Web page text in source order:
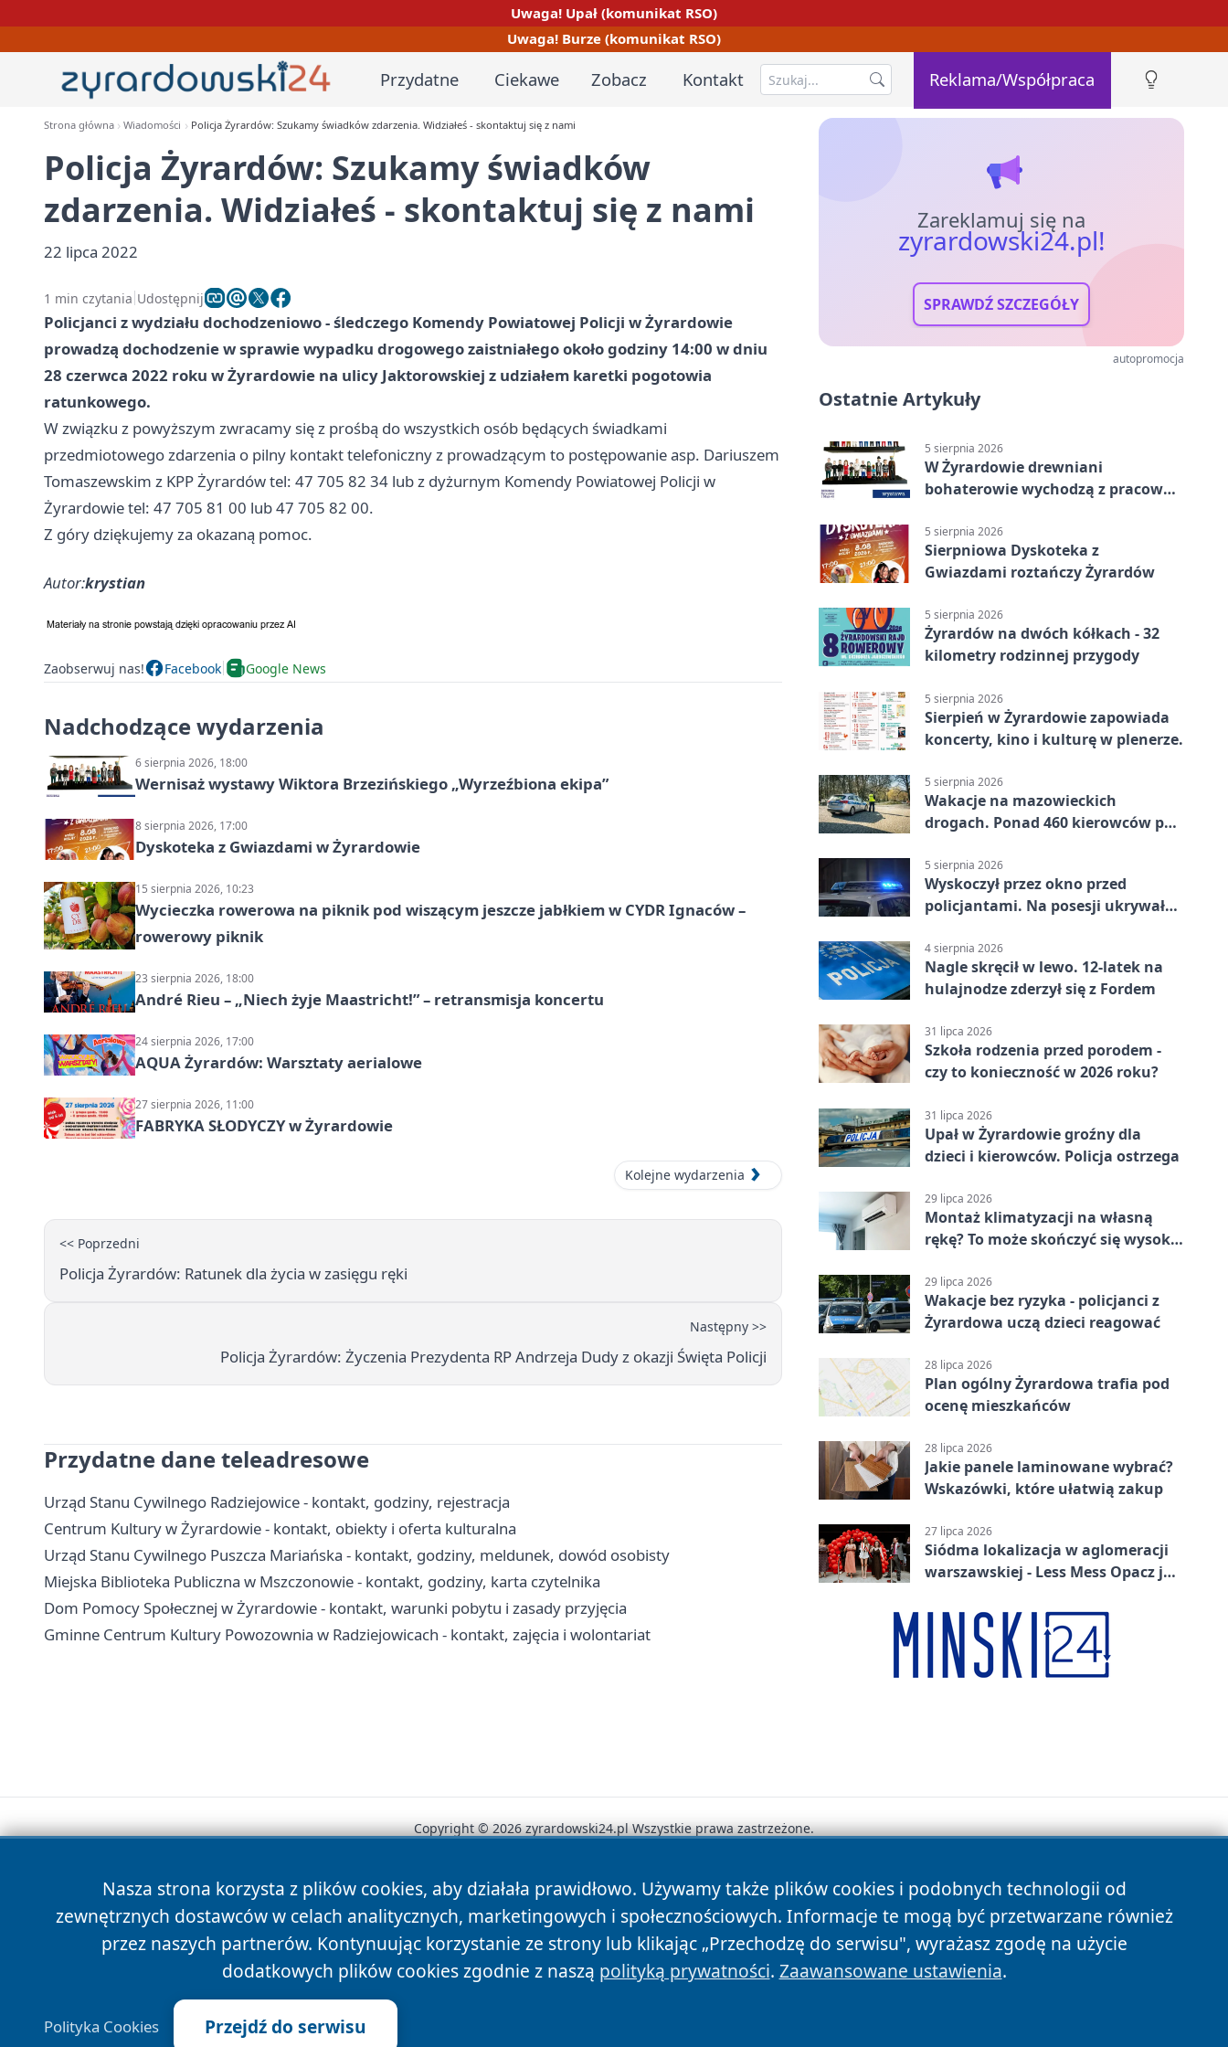
Uwaga! Upał (komunikat RSO)
Uwaga! Burze (komunikat RSO)
Przydatne Ciekawe Zobacz Kontakt Reklama/Współpraca
Strona główna Wiadomości Policja Żyrardów: Szukamy świadków zdarzenia. Widziałeś - skontaktuj się z nami
Policja Żyrardów: Szukamy świadków
zdarzenia. Widziałeś - skontaktuj się z nami
22 lipca 2022
1 min czytania Udostępnij
Policjanci z wydziału dochodzeniowo - śledczego Komendy Powiatowej Policji w Żyrardowie
prowadzą dochodzenie w sprawie wypadku drogowego zaistniałego około godziny 14:00 w dniu
28 czerwca 2022 roku w Żyrardowie na ulicy Jaktorowskiej z udziałem karetki pogotowia
ratunkowego.
W związku z powyższym zwracamy się z prośbą do wszystkich osób będących świadkami
przedmiotowego zdarzenia o pilny kontakt telefoniczny z prowadzącym to postępowanie asp. Dariuszem
Tomaszewskim z KPP Żyrardów tel: 47 705 82 34 lub z dyżurnym Komendy Powiatowej Policji w
Żyrardowie tel: 47 705 81 00 lub 47 705 82 00.
Z góry dziękujemy za okazaną pomoc.
Autor:krystian
Zaobserwuj nas! Facebook Google News
Nadchodzące wydarzenia
6 sierpnia 2026, 18:00
Wernisaż wystawy Wiktora Brzezińskiego „Wyrzeźbiona ekipa”
8 sierpnia 2026, 17:00
Dyskoteka z Gwiazdami w Żyrardowie
15 sierpnia 2026, 10:23
Wycieczka rowerowa na piknik pod wiszącym jeszcze jabłkiem w CYDR Ignaców –
rowerowy piknik
23 sierpnia 2026, 18:00
André Rieu – „Niech żyje Maastricht!” – retransmisja koncertu
24 sierpnia 2026, 17:00
AQUA Żyrardów: Warsztaty aerialowe
27 sierpnia 2026, 11:00
FABRYKA SŁODYCZY w Żyrardowie
Kolejne wydarzenia
<< Poprzedni
Policja Żyrardów: Ratunek dla życia w zasięgu ręki
Następny >>
Policja Żyrardów: Życzenia Prezydenta RP Andrzeja Dudy z okazji Święta Policji
Przydatne dane teleadresowe
Urząd Stanu Cywilnego Radziejowice - kontakt, godziny, rejestracja
Centrum Kultury w Żyrardowie - kontakt, obiekty i oferta kulturalna
Urząd Stanu Cywilnego Puszcza Mariańska - kontakt, godziny, meldunek, dowód osobisty
Miejska Biblioteka Publiczna w Mszczonowie - kontakt, godziny, karta czytelnika
Dom Pomocy Społecznej w Żyrardowie - kontakt, warunki pobytu i zasady przyjęcia
Gminne Centrum Kultury Powozownia w Radziejowicach - kontakt, zajęcia i wolontariat
Zareklamuj się na
zyrardowski24.pl!
SPRAWDŹ SZCZEGÓŁY
autopromocja
Ostatnie Artykuły
5 sierpnia 2026
W Żyrardowie drewniani
bohaterowie wychodzą z pracowni
5 sierpnia 2026
Sierpniowa Dyskoteka z
Gwiazdami roztańczy Żyrardów
5 sierpnia 2026
Żyrardów na dwóch kółkach - 32
kilometry rodzinnej przygody
5 sierpnia 2026
Sierpień w Żyrardowie zapowiada
koncerty, kino i kulturę w plenerze.
5 sierpnia 2026
Wakacje na mazowieckich
drogach. Ponad 460 kierowców po
5 sierpnia 2026
Wyskoczył przez okno przed
policjantami. Na posesji ukrywał
4 sierpnia 2026
Nagle skręcił w lewo. 12-latek na
hulajnodze zderzył się z Fordem
31 lipca 2026
Szkoła rodzenia przed porodem -
czy to konieczność w 2026 roku?
31 lipca 2026
Upał w Żyrardowie groźny dla
dzieci i kierowców. Policja ostrzega
29 lipca 2026
Montaż klimatyzacji na własną
rękę? To może skończyć się wysoką
29 lipca 2026
Wakacje bez ryzyka - policjanci z
Żyrardowa uczą dzieci reagować
28 lipca 2026
Plan ogólny Żyrardowa trafia pod
ocenę mieszkańców
28 lipca 2026
Jakie panele laminowane wybrać?
Wskazówki, które ułatwią zakup
27 lipca 2026
Siódma lokalizacja w aglomeracji
warszawskiej - Less Mess Opacz już
Nasza strona korzysta z plików cookies, aby działała prawidłowo. Używamy także plików cookies i podobnych technologii od
zewnętrznych dostawców w celach analitycznych, marketingowych i społecznościowych. Informacje te mogą być przetwarzane również
przez naszych partnerów. Kontynuując korzystanie ze strony lub klikając „Przechodzę do serwisu", wyrażasz zgodę na użycie
dodatkowych plików cookies zgodnie z naszą polityką prywatności. Zaawansowane ustawienia.
Polityka Cookies Przejdź do serwisu
Copyright © 2026 zyrardowski24.pl Wszystkie prawa zastrzeżone.
News Autorzy Polityka Prywatności Polityka Cookies